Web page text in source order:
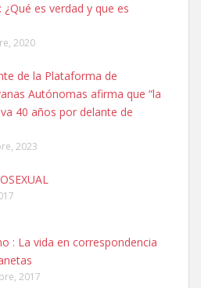
MESA Y LOPEZ
CON MICROCHIP PERDIDO HOY
ES MUY ASUSTADIZO
6.7.2025
¿Qué es verdad y que es
2020
de la Plataforma de
Autónomas afirma que “la
40 años por delante de
2023
: La vida en correspondencia
2017